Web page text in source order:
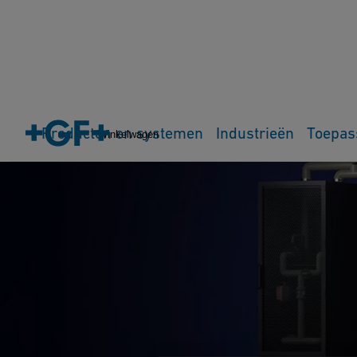
Winkelwagen
Producten en systemen Industrieën